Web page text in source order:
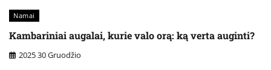
Namai
Kambariniai augalai, kurie valo orą: ką verta auginti?
2025 30 Gruodžio